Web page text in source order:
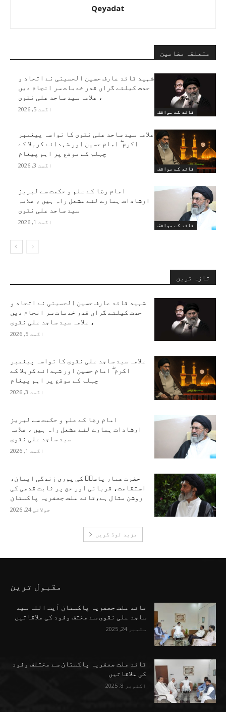
Qeyadat
متعلقہ مضامین
قائد کے مواقف
شہید قائد عارف حسین الحسینی نے اتحاد و
حدت کیلئے گراں قدر خدمات سر انجام دیں
، علامہ سید ساجد علی نقوی
اگست 5, 2026
قائد کے مواقف
علامہ سید ساجد علی نقوی کا نواسہ پیغمبر
اکرم ۖ امام حسین اور شہدائے کربلا کے
چہلم کے موقع پر اہم پیغام
اگست 3, 2026
قائد کے مواقف
امام رضا کے علم و حکمت سے لبریز
ارشادات ہمارے لئے مشعل راہ ہیں ، علامہ
سید ساجد علی نقوی
اگست 1, 2026
تازہ ترین
شہید قائد عارف حسین الحسینی نے اتحاد و
حدت کیلئے گراں قدر خدمات سر انجام دیں
، علامہ سید ساجد علی نقوی
اگست 5, 2026
علامہ سید ساجد علی نقوی کا نواسہ پیغمبر
اکرم ۖ امام حسین اور شہدائے کربلا کے
چہلم کے موقع پر اہم پیغام
اگست 3, 2026
امام رضا کے علم و حکمت سے لبریز
ارشادات ہمارے لئے مشعل راہ ہیں ، علامہ
سید ساجد علی نقوی
اگست 1, 2026
حضرت عمار یاسرؑ کی پوری زندگی ایمان،
استقامت، قربانی اور حق پر ثابت قدمی کی
روشن مثال ہے،قائد ملت جعفریہ پاکستان
جولائی 24, 2026
مزید لوڈ کریں
مقبول ترین
قائد ملت جعفریہ پاکستان آیت اللہ سید
ساجد علی نقوی سے مختف وفود کی ملاقاتیں
ستمبر 24, 2025
قائد ملت جعفریہ پاکستان سے مختلف وفود
کی ملاقاتیں
اکتوبر 8, 2025